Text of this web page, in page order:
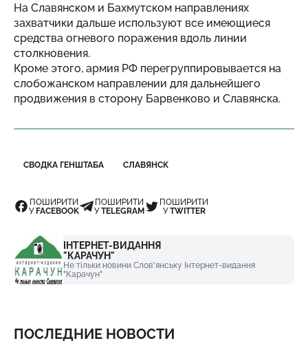
На Славянском и Бахмутском направлениях
захватчики дальше используют все имеющиеся
средства огневого поражения вдоль линии
столкновения.
Кроме этого, армия РФ перегруппировывается на
слобожанском направлении для дальнейшего
продвижения в сторону Барвенково и Славянска.
СВОДКА ГЕНШТАБА СЛАВЯНСК
ПОШИРИТИ
У FACEBOOK
ПОШИРИТИ
УTELEGRAM
ПОШИРИТИ
УTWITTER
ІНТЕРНЕТ-ВИДАННЯ
"КАРАЧУН"
Не тільки новини Слов'янську Інтернет-видання
"Карачун"
ПОСЛЕДНИЕ НОВОСТИ